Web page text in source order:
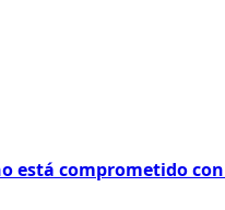
está comprometido